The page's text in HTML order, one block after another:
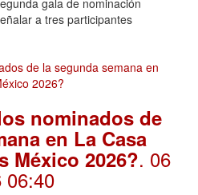
gala de nominación
a tres participantes
nominados de
en La Casa
México 2026?. 06
06:40